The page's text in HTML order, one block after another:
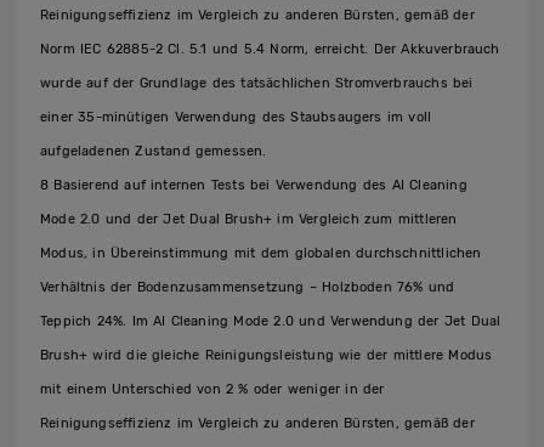
Reinigungseffizienz im Vergleich zu anderen Bürsten, gemäß der
Norm IEC 62885-2 Cl. 5.1 und 5.4 Norm, erreicht. Der Akkuverbrauch
wurde auf der Grundlage des tatsächlichen Stromverbrauchs bei
einer 35-minütigen Verwendung des Staubsaugers im voll
aufgeladenen Zustand gemessen.
8 Basierend auf internen Tests bei Verwendung des AI Cleaning
Mode 2.0 und der Jet Dual Brush+ im Vergleich zum mittleren
Modus, in Übereinstimmung mit dem globalen durchschnittlichen
Verhältnis der Bodenzusammensetzung – Holzboden 76% und
Teppich 24%. Im AI Cleaning Mode 2.0 und Verwendung der Jet Dual
Brush+ wird die gleiche Reinigungsleistung wie der mittlere Modus
mit einem Unterschied von 2 % oder weniger in der
Reinigungseffizienz im Vergleich zu anderen Bürsten, gemäß der